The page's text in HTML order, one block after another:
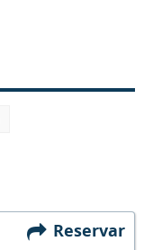
Reservar